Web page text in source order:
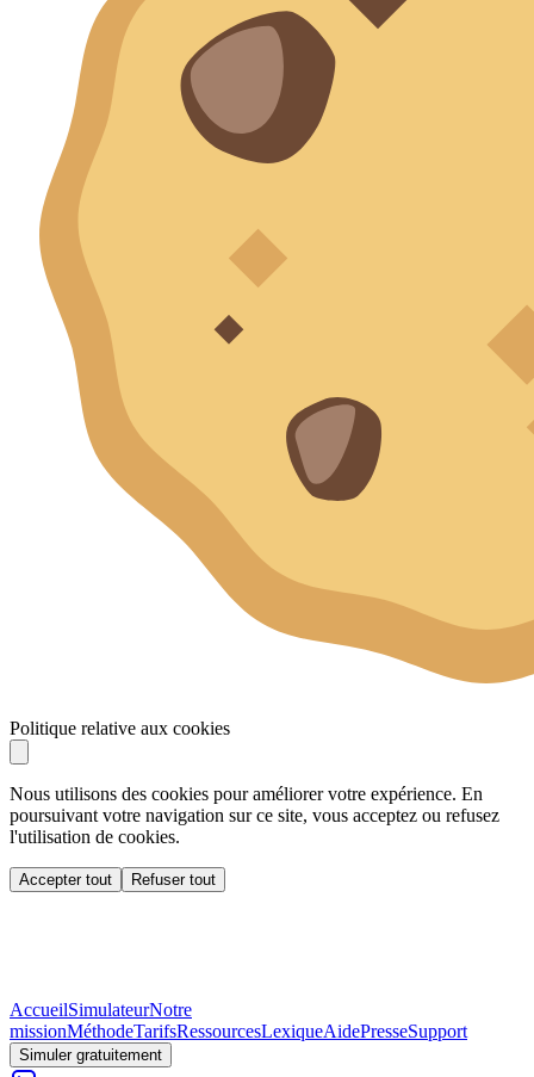
Politique relative aux cookies
Nous utilisons des cookies pour améliorer votre expérience. En
poursuivant votre navigation sur ce site, vous acceptez ou refusez
l'utilisation de cookies.
Accepter tout Refuser tout
AccueilSimulateurNotre
missionMéthodeTarifsRessourcesLexiqueAidePresseSupport
Simuler gratuitement